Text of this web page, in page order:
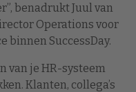
benadrukt Juul van
Operations voor
binnen SuccessDay.
van je HR-systeem
Klanten, collega’s